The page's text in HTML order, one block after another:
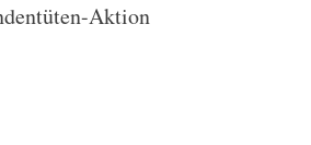
Aktion